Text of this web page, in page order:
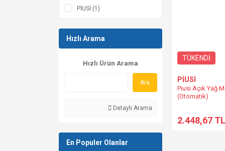
PİUSİ (1)
Hızlı Arama
Hızlı Ürün Arama
Ara
Detaylı Arama
En Populer Olanlar
TÜKENDİ
PİUSİ
Piusi Açık Yağ
(Otomatik)
2.448,67 TL